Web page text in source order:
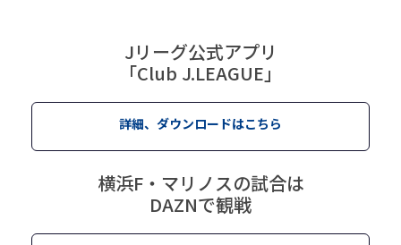
Jリーグ公式アプリ
「Club J.LEAGUE」
詳細、ダウンロードはこちら
横浜F・マリノスの試合は
DAZNで観戦